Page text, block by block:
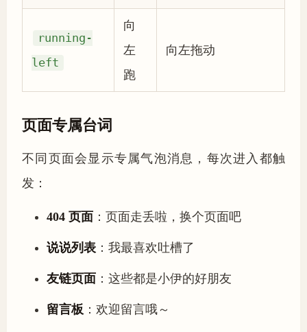
running-
left
向
左
跑
向左拖动
页面专属台词
不同页面会显示专属气泡消息，每次进入都触
发：
404 页面 ：页面走丢啦，换个页面吧
说说列表 ：我最喜欢吐槽了
友链页面 ：这些都是小伊的好朋友
留言板 ：欢迎留言哦～